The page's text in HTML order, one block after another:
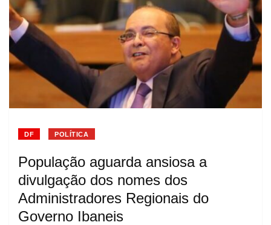
DF POLÍTICA
População aguarda ansiosa a
divulgação dos nomes dos
Administradores Regionais do
Governo Ibaneis